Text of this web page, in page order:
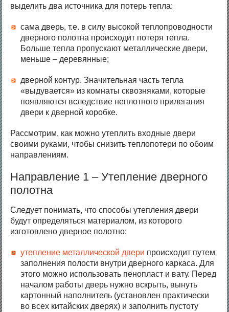
выделить два источника для потерь тепла:
сама дверь, т.е. в силу высокой теплопроводности
дверного полотна происходит потеря тепла.
Больше тепла пропускают металлические двери,
меньше – деревянные;
дверной контур. Значительная часть тепла
«выдувается» из комнаты сквозняками, которые
появляются вследствие неплотного прилегания
двери к дверной коробке.
Рассмотрим, как можно утеплить входные двери
своими руками, чтобы снизить теплопотери по обоим
направлениям.
Направление 1 – Утепление дверного
полотна
Следует понимать, что способы утепления двери
будут определяться материалом, из которого
изготовлено дверное полотно:
утепление металлической двери происходит путем
заполнения полости внутри дверного каркаса. Для
этого можно использовать пенопласт и вату. Перед
началом работы дверь нужно вскрыть, вынуть
картонный наполнитель (установлен практически
во всех китайских дверях) и заполнить пустоту